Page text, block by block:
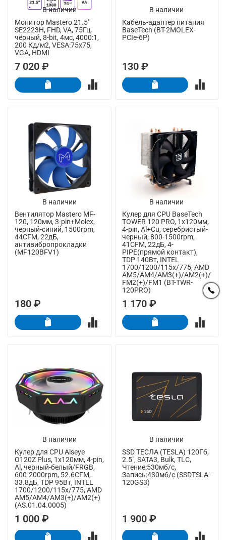
В наличии
Монитор Mastero 21.5''
SE2223H, FHD, VA, 75Гц,
чёрный, 8-bit, 4мс, 4000:1,
200 Кд/м2, VESA:75x75,
VGA, HDMI
7 020 ₽
В наличии
Кабель-адаптер питания
BaseTech (BT-2MOLEX-
PCIe-6P)
130 ₽
В наличии
Вентилятор Mastero MF-
120, 120мм, 3-pin+Molex,
черный-синий, 1500rpm,
44CFM, 22дБ,
антивибропрокладки
(MF120BFV1)
180 ₽
В наличии
Кулер для CPU BaseTech
TOWER 120 PRO, 1х120мм,
4-pin, Al+Cu, серебристый-
черный, 800-1500rpm,
41CFM, 22дБ, 4-
PIPE(прямой контакт),
TDP 140Вт, INTEL
1700/1200/115x/775, AMD
AM5/AM4/AM3(+)/AM2(+)/
FM2(+)/FM1 (BT-TWR-
120PRO)
1 170 ₽
В наличии
Кулер для CPU Alseye
O120Z Plus, 1х120мм, 4-pin,
Al, черный-белый/FRGB,
600-2000rpm, 52.6CFM,
33.8дБ, TDP 95Вт, INTEL
1700/1200/115x/775, AMD
AM5/AM4/AM3(+)/AM2(+)
(AS.01.04.0005)
1 000 ₽
В наличии
SSD ТЕСЛА (TESLA) 120Гб,
2.5", SATA3, Bulk, TLC,
Чтение:530мб/с,
Запись:430мб/с (SSDTSLA-
120GS3)
1 900 ₽